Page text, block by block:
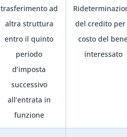
trasferimento ad
altra struttura
entro il quinto
periodo
d’imposta
successivo
all’entrata in
funzione
del credito
costo del
interessato